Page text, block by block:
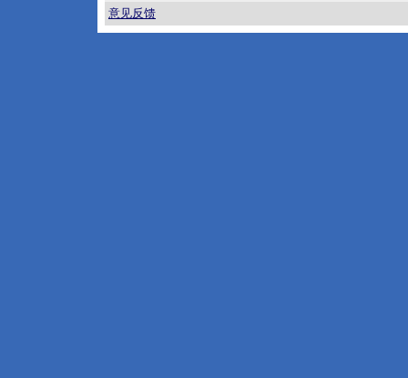
意见反馈